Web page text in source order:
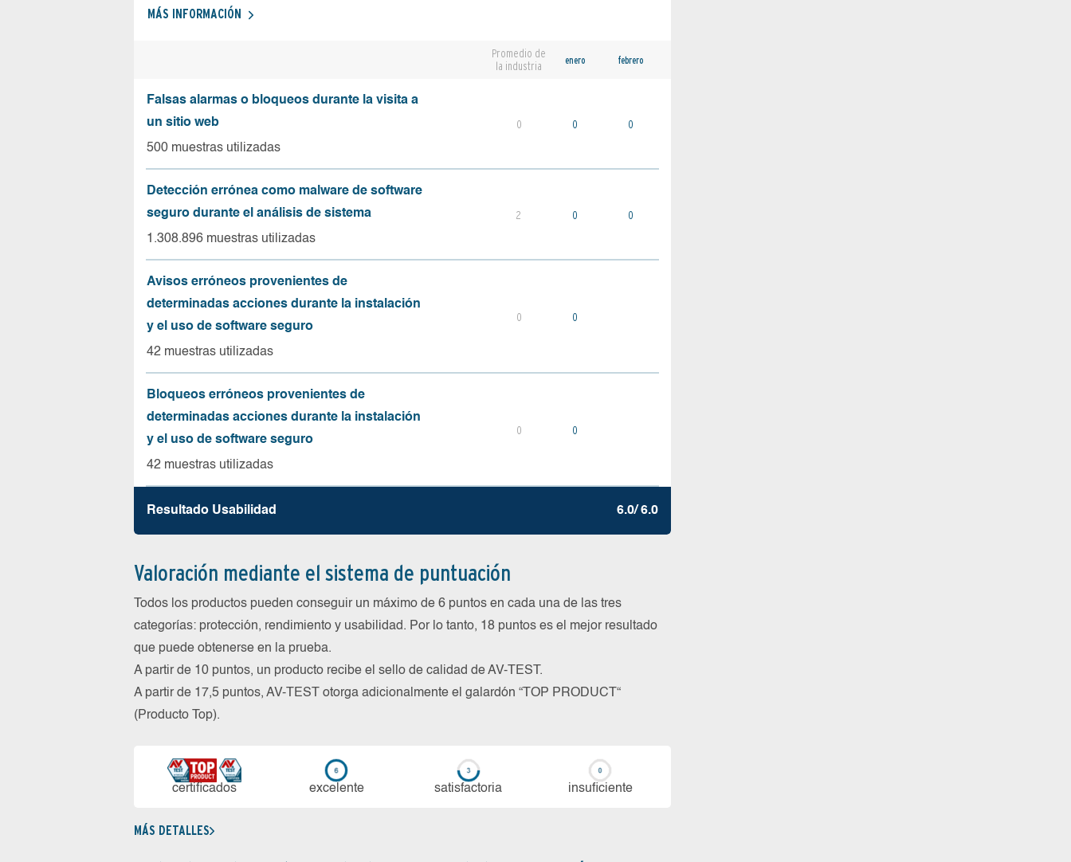
MÁS INFORMACIÓN
Promedio de
la industria
enero febrero
Falsas alarmas o bloqueos durante la visita a
un sitio web
500 muestras utilizadas
0 0 0
Detección errónea como malware de software
seguro durante el análisis de sistema
1.308.896 muestras utilizadas
2 0 0
Avisos erróneos provenientes de
determinadas acciones durante la instalación
y el uso de software seguro
42 muestras utilizadas
0 0
Bloqueos erróneos provenientes de
determinadas acciones durante la instalación
y el uso de software seguro
42 muestras utilizadas
0 0
Resultado Usabilidad 6.0/ 6.0
Valoración mediante el sistema de puntuación
Todos los productos pueden conseguir un máximo de 6 puntos en cada una de las tres
categorías: protección, rendimiento y usabilidad. Por lo tanto, 18 puntos es el mejor resultado
que puede obtenerse en la prueba.
A partir de 10 puntos, un producto recibe el sello de calidad de AV-TEST.
A partir de 17,5 puntos, AV-TEST otorga adicionalmente el galardón “TOP PRODUCT“
(Producto Top).
certi­ficados ex­ce­len­te sa­tis­fac­to­ria in­su­fi­cien­te
MÁS DETALLES